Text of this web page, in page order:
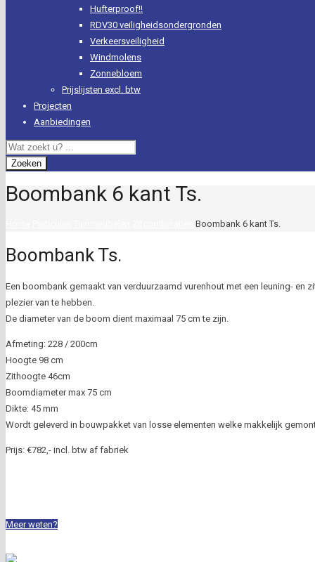
Hufterproof!!
RDV30 veiligheidsondergronden
Verkeersveiligheid
Windmolens
Zonnebloem
Prijslijsten excl. btw
Projecten
Aanbiedingen
Zoeken
Boombank 6 kant Ts.
Boombank 6 kant Ts.
Boombank Ts.
Een boombank gemaakt van verduurzaamd vurenhout met een leuning- en
plezier van te hebben.
De diameter van de boom dient maximaal 75 cm te zijn.
Afmeting: 228 / 200cm
Hoogte 98 cm
Zithoogte 46cm
Boomdiameter max 75 cm
Dikte: 45 mm
Wordt geleverd in bouwpakket van losse elementen welke makkelijk
Prijs: €782,- incl. btw af fabriek
Meer weten?